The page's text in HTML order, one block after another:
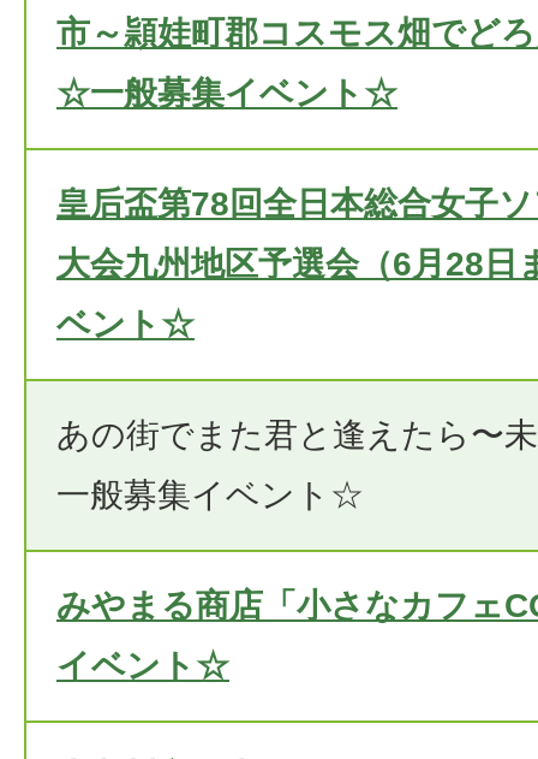
市～頴娃町郡コスモス畑でど
☆一般募集イベント☆
皇后盃第78回全日本総合女子
大会九州地区予選会（6月28
ベント☆
あの街でまた君と逢えたら〜
一般募集イベント☆
みやまる商店「小さなカフェ
イベント☆